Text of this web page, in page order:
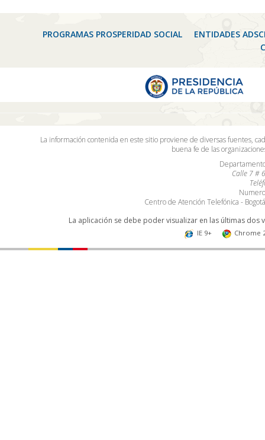
PROGRAMAS PROSPERIDAD SOCIAL
ENTIDADES
La información contenida en este sitio proviene de diversas fuentes,
buena fe de las
Calle 7 #
Centro de Atención Telefónica -
La aplicación se debe poder visualizar en las últimas
IE 9+ Chrome